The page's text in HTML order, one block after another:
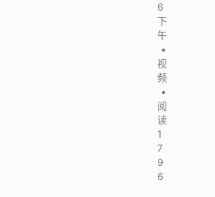
6
下
午
•
视
频
•
阅
读
1
7
9
6